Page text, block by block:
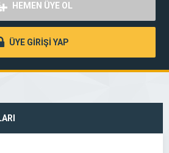
HEMEN ÜYE OL
ÜYE GİRİŞİ YAP